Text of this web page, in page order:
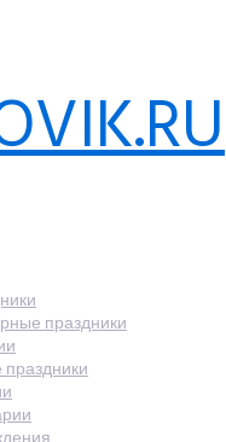
праздники